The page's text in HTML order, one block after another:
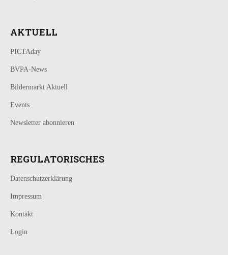
AKTUELL
PICTAday
BVPA-News
Bildermarkt Aktuell
Events
Newsletter abonnieren
REGULATORISCHES
Datenschutzerklärung
Impressum
Kontakt
Login